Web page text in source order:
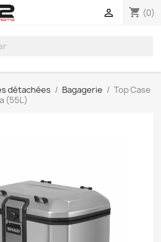
shopping_cart (0)

détachées Bagagerie
Top Case
(55L)